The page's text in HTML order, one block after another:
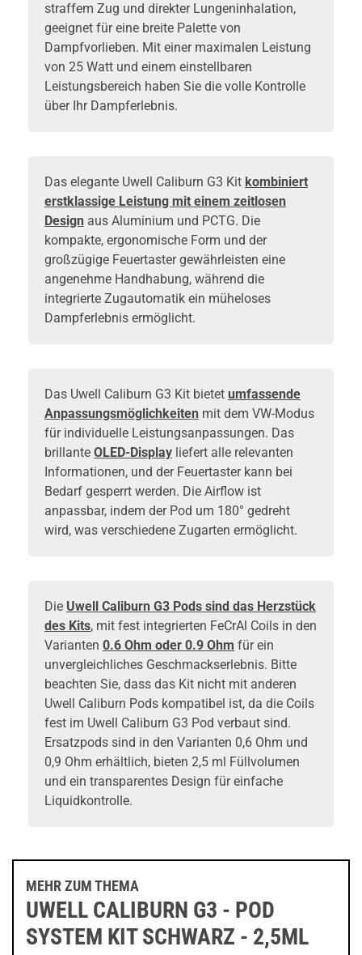
straffem Zug und direkter Lungeninhalation,
geeignet für eine breite Palette von
Dampfvorlieben. Mit einer maximalen Leistung
von 25 Watt und einem einstellbaren
Leistungsbereich haben Sie die volle Kontrolle
über Ihr Dampferlebnis.
Das elegante Uwell Caliburn G3 Kit kombiniert
erstklassige Leistung mit einem zeitlosen
Design aus Aluminium und PCTG. Die
kompakte, ergonomische Form und der
großzügige Feuertaster gewährleisten eine
angenehme Handhabung, während die
integrierte Zugautomatik ein müheloses
Dampferlebnis ermöglicht.
Das Uwell Caliburn G3 Kit bietet umfassende
Anpassungsmöglichkeiten mit dem VW-Modus
für individuelle Leistungsanpassungen. Das
brillante OLED-Display liefert alle relevanten
Informationen, und der Feuertaster kann bei
Bedarf gesperrt werden. Die Airflow ist
anpassbar, indem der Pod um 180° gedreht
wird, was verschiedene Zugarten ermöglicht.
Die Uwell Caliburn G3 Pods sind das Herzstück
des Kits, mit fest integrierten FeCrAl Coils in den
Varianten 0.6 Ohm oder 0.9 Ohm für ein
unvergleichliches Geschmackserlebnis. Bitte
beachten Sie, dass das Kit nicht mit anderen
Uwell Caliburn Pods kompatibel ist, da die Coils
fest im Uwell Caliburn G3 Pod verbaut sind.
Ersatzpods sind in den Varianten 0,6 Ohm und
0,9 Ohm erhältlich, bieten 2,5 ml Füllvolumen
und ein transparentes Design für einfache
Liquidkontrolle.
MEHR ZUM THEMA
UWELL CALIBURN G3 - POD
SYSTEM KIT SCHWARZ - 2,5ML